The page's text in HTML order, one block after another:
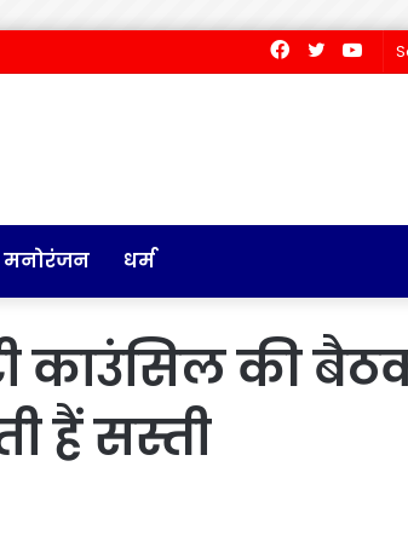
Twitter
Facebook
मनोरंजन धर्म
काउंसिल की
हैं सस्ती